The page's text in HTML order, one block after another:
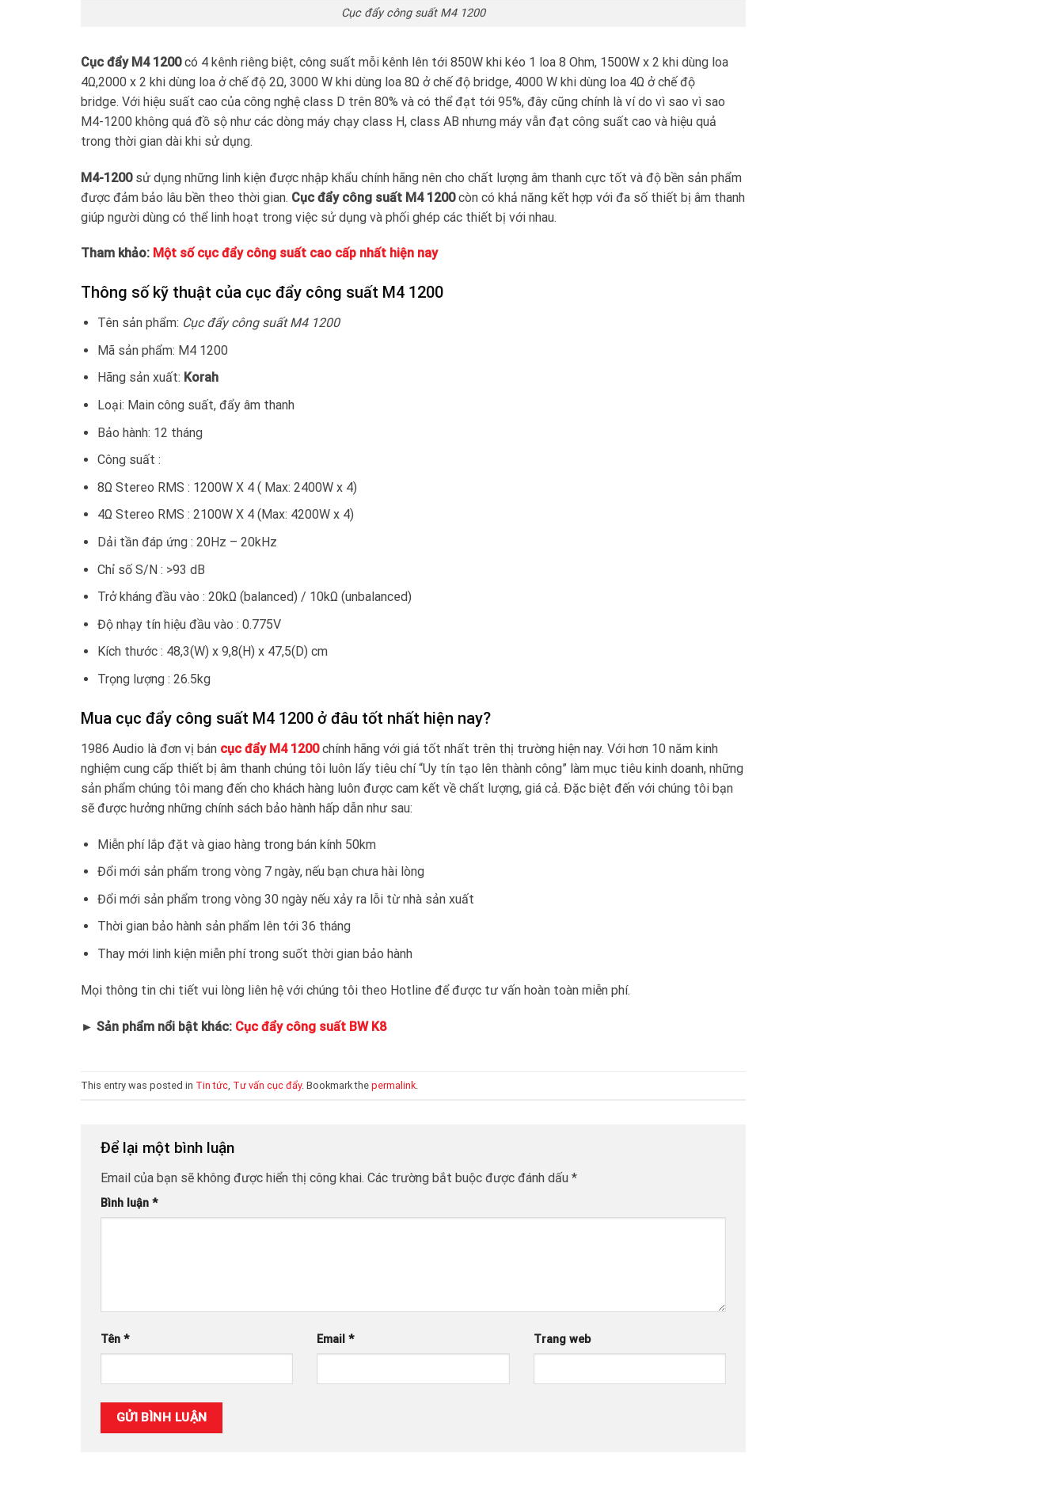
Cục đẩy công suất M4 1200
Cục đẩy M4 1200có 4 kênh riêng biệt, công suất mỗi kênh lên tới 850W khi kéo 1 loa 8 Ohm, 1500W x 2 khi dùng loa
4Ω,2000 x 2 khi dùng loa ở chế độ 2Ω, 3000 W khi dùng loa 8Ω ở chế độ bridge, 4000 W khi dùng loa 4Ω ở chế độ
bridge. Với hiệu suất cao của công nghệ class D trên 80% và có thể đạt tới 95%, đây cũng chính là ví do vì sao vì sao
M4-1200 không quá đồ sộ như các dòng máy chạy class H, class AB nhưng máy vẫn đạt công suất cao và hiệu quả
trong thời gian dài khi sử dụng.
M4-1200sử dụng những linh kiện được nhập khẩu chính hãng nên cho chất lượng âm thanh cực tốt và độ bền sản phẩm
được đảm bảo lâu bền theo thời gian. Cục đẩy công suất M4 1200còn có khả năng kết hợp với đa số thiết bị âm thanh
giúp người dùng có thể linh hoạt trong việc sử dụng và phối ghép các thiết bị với nhau.
Tham khảo: Một số cục đẩy công suất cao cấp nhất hiện nay
Thông số kỹ thuật của cục đẩy công suất M4 1200
Tên sản phẩm: Cục đẩy công suất M4 1200
Mã sản phẩm: M4 1200
Hãng sản xuất: Korah
Loại: Main công suất, đẩy âm thanh
Bảo hành: 12 tháng
Công suất :
8Ω Stereo RMS : 1200W X 4 ( Max: 2400W x 4)
4Ω Stereo RMS : 2100W X 4 (Max: 4200W x 4)
Dải tần đáp ứng : 20Hz – 20kHz
Chỉ số S/N : >93 dB
Trở kháng đầu vào : 20kΩ (balanced) / 10kΩ (unbalanced)
Độ nhạy tín hiệu đầu vào : 0.775V
Kích thước : 48,3(W) x 9,8(H) x 47,5(D) cm
Trọng lượng : 26.5kg
Mua cục đẩy công suất M4 1200 ở đâu tốt nhất hiện nay?
1986 Audio là đơn vị bán cục đẩy M4 1200chính hãng với giá tốt nhất trên thị trường hiện nay. Với hơn 10 năm kinh
nghiệm cung cấp thiết bị âm thanh chúng tôi luôn lấy tiêu chí “Uy tín tạo lên thành công” làm mục tiêu kinh doanh, những
sản phẩm chúng tôi mang đến cho khách hàng luôn được cam kết về chất lượng, giá cả. Đặc biệt đến với chúng tôi bạn
sẽ được hưởng những chính sách bảo hành hấp dẫn như sau:
Miễn phí lắp đặt và giao hàng trong bán kính 50km
Đổi mới sản phẩm trong vòng 7 ngày, nếu bạn chưa hài lòng
Đổi mới sản phẩm trong vòng 30 ngày nếu xảy ra lỗi từ nhà sản xuất
Thời gian bảo hành sản phẩm lên tới 36 tháng
Thay mới linh kiện miễn phí trong suốt thời gian bảo hành
Mọi thông tin chi tiết vui lòng liên hệ với chúng tôi theo Hotline để được tư vấn hoàn toàn miễn phí.
► Sản phẩm nổi bật khác: Cục đẩy công suất BW K8
This entry was posted in Tin tức Tư vấn cục đẩy. Bookmark the permalink
Để lại một bình luận
Email của bạn sẽ không được hiển thị công khai. Các trường bắt buộc được đánh dấu *
Bình luận *
Tên * Email* Trang web